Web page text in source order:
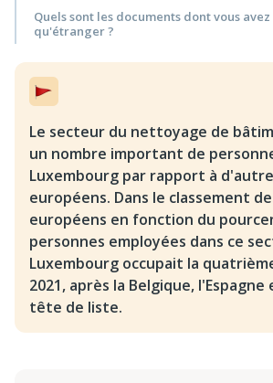
Quels sont les documents dont vous
qu'étranger ?
Le secteur du nettoyage de
un nombre important de
Luxembourg par rapport à
européens. Dans le classement
européens en fonction du
personnes employées dans ce
Luxembourg occupait la
2021, après la Belgique, l'Espagne
tête de liste.